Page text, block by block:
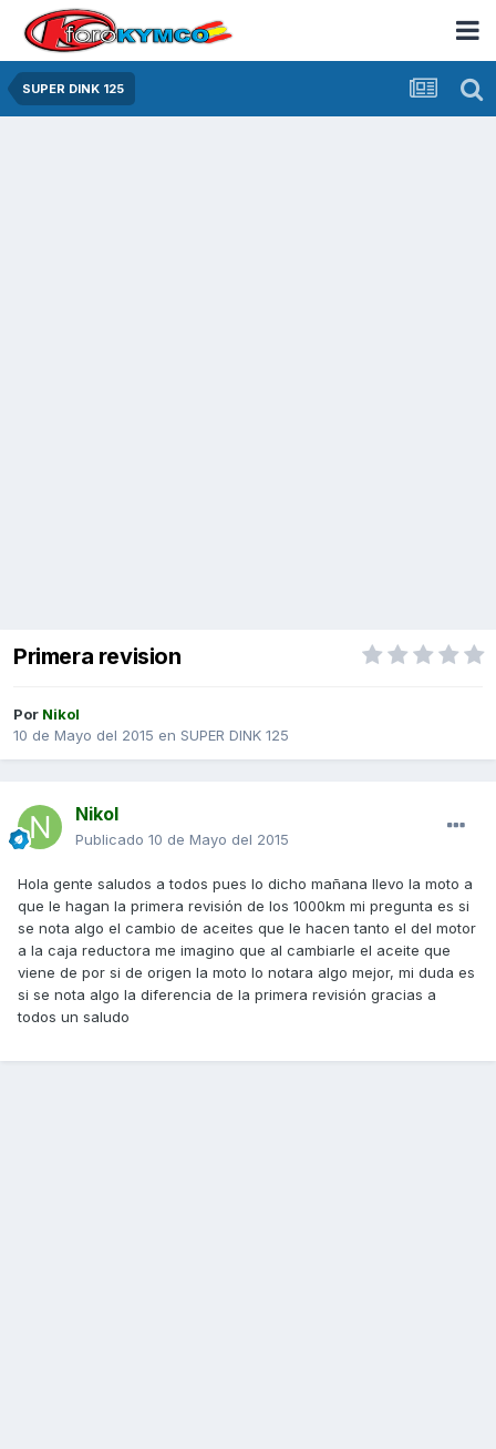
SUPER DINK 125
Primera revision
Por Nikol
10 de Mayo del 2015 en SUPER DINK 125
Nikol
Publicado 10 de Mayo del 2015
Hola gente saludos a todos pues lo dicho mañana llevo la moto a
que le hagan la primera revisión de los 1000km mi pregunta es si
se nota algo el cambio de aceites que le hacen tanto el del motor
a la caja reductora me imagino que al cambiarle el aceite que
viene de por si de origen la moto lo notara algo mejor, mi duda es
si se nota algo la diferencia de la primera revisión gracias a
todos un saludo